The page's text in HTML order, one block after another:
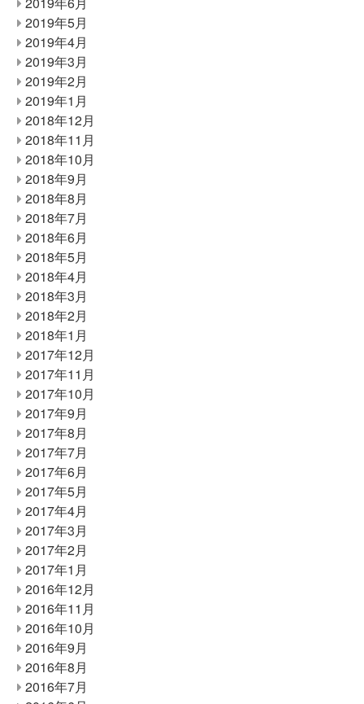
2019年5月
2019年4月
2019年3月
2019年2月
2019年1月
2018年12月
2018年11月
2018年10月
2018年9月
2018年8月
2018年7月
2018年6月
2018年5月
2018年4月
2018年3月
2018年2月
2018年1月
2017年12月
2017年11月
2017年10月
2017年9月
2017年8月
2017年7月
2017年6月
2017年5月
2017年4月
2017年3月
2017年2月
2017年1月
2016年12月
2016年11月
2016年10月
2016年9月
2016年8月
2016年7月